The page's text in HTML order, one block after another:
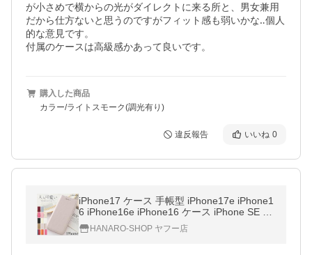
が小さめで横からの光がダイレクトに来る所と、男女兼用
だから仕方ないと思うのですがフィット感も弱いかな‥個人
的な意見です。
付属のケースは高級感かあって良いです。
購入した商品
カラー/ライトスモーク(調光有り)
違反報告 いいね 0
iPhone17 ケース 手帳型 iPhone17e iPhone1
6 iPhone16e iPhone16 ケース iPhone SE ケ
ース 第3世代 iPhone17Pro ケース 17iPhone
Air Pro Max 手帳 iPhone15
HANARO-SHOP ヤフー店